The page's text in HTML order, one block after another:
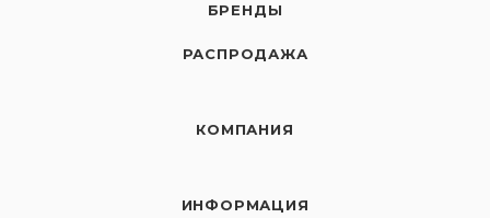
БРЕНДЫ
РАСПРОДАЖА
КОМПАНИЯ
ИНФОРМАЦИЯ